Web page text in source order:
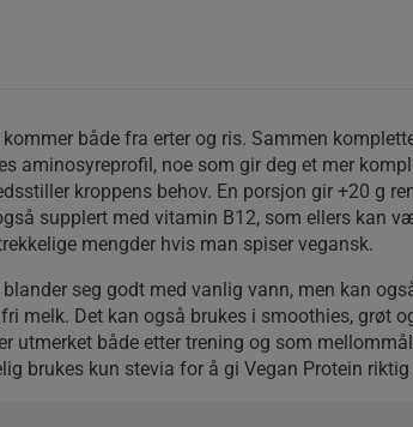
både fra erter og ris. Sammen
aminosyreprofil, noe som gir deg et mer
kroppens behov. En porsjon gir +20 g
supplert med vitamin B12, som ellers kan
mengder hvis man spiser vegansk.
blander seg godt med vanlig vann, men kan
melk. Det kan også brukes i smoothies, grøt
utmerket både etter trening og som
brukes kun stevia for å gi Vegan Protein riktig